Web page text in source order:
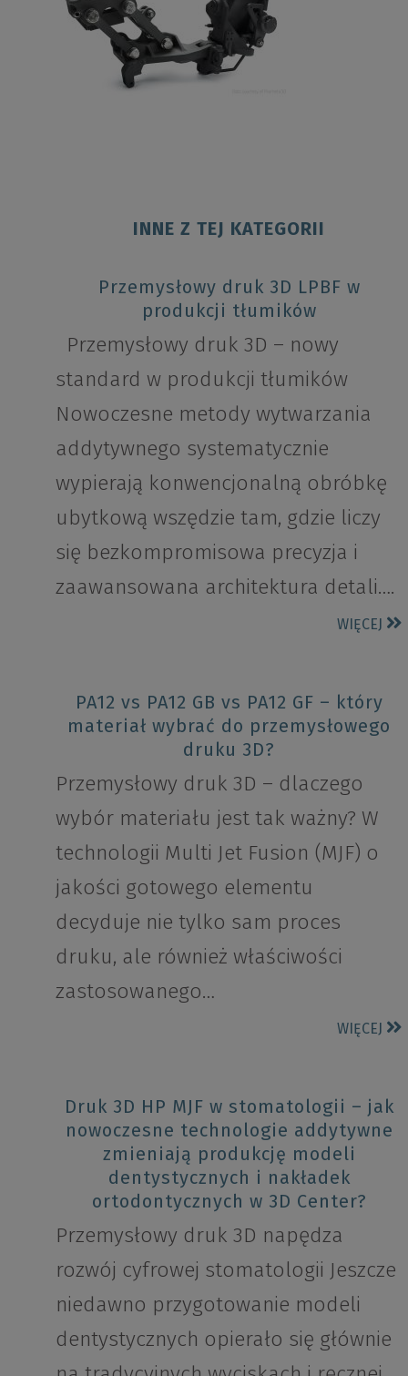
INNE Z TEJ KATEGORII
Przemysłowy druk 3D LPBF w
produkcji tłumików
Przemysłowy druk 3D – nowy
standard w produkcji tłumików
Nowoczesne metody wytwarzania
addytywnego systematycznie
wypierają konwencjonalną obróbkę
ubytkową wszędzie tam, gdzie liczy
się bezkompromisowa precyzja i
zaawansowana architektura detali….
WIĘCEJ
PA12 vs PA12 GB vs PA12 GF – który
materiał wybrać do przemysłowego
druku 3D?
Przemysłowy druk 3D – dlaczego
wybór materiału jest tak ważny? W
technologii Multi Jet Fusion (MJF) o
jakości gotowego elementu
decyduje nie tylko sam proces
druku, ale również właściwości
zastosowanego…
WIĘCEJ
Druk 3D HP MJF w stomatologii – jak
nowoczesne technologie addytywne
zmieniają produkcję modeli
dentystycznych i nakładek
ortodontycznych w 3D Center?
Przemysłowy druk 3D napędza
rozwój cyfrowej stomatologii Jeszcze
niedawno przygotowanie modeli
dentystycznych opierało się głównie